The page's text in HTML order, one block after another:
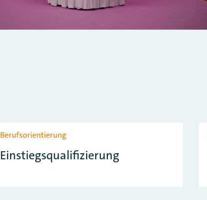
Berufsorientierung
Einstiegsqualifizierung